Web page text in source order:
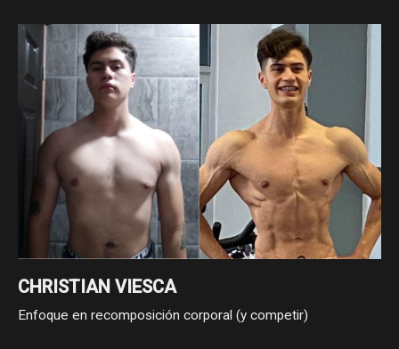
CHRISTIAN VIESCA
Enfoque en recomposición corporal (y competir)